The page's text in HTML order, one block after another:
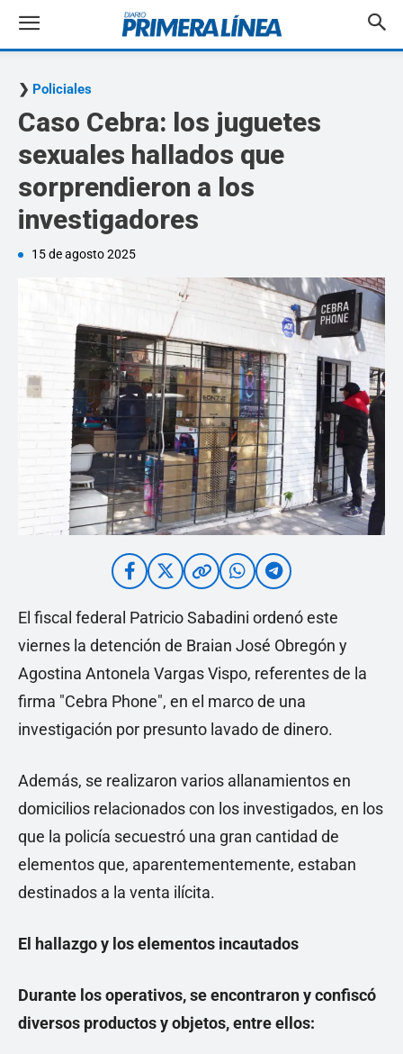
Policiales
Caso Cebra: los juguetes
sexuales hallados que
sorprendieron a los
investigadores
15 de agosto 2025
El fiscal federal Patricio Sabadini ordenó este
viernes la detención de Braian José Obregón y
Agostina Antonela Vargas Vispo, referentes de la
firma "Cebra Phone", en el marco de una
investigación por presunto lavado de dinero.
Además, se realizaron varios allanamientos en
domicilios relacionados con los investigados, en los
que la policía secuestró una gran cantidad de
elementos que, aparentementemente, estaban
destinados a la venta ilícita.
El hallazgo y los elementos incautados
Durante los operativos, se encontraron y confiscó
diversos productos y objetos, entre ellos: